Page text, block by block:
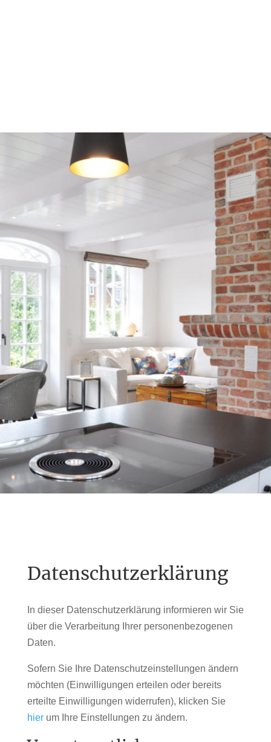
Datenschutzerklärung
In dieser Datenschutzerklärung informieren wir Sie
über die Verarbeitung Ihrer personenbezogenen
Daten.
Sofern Sie Ihre Datenschutzeinstellungen ändern
möchten (Einwilligungen erteilen oder bereits
erteilte Einwilligungen widerrufen), klicken Sie
hierum Ihre Einstellungen zu ändern.